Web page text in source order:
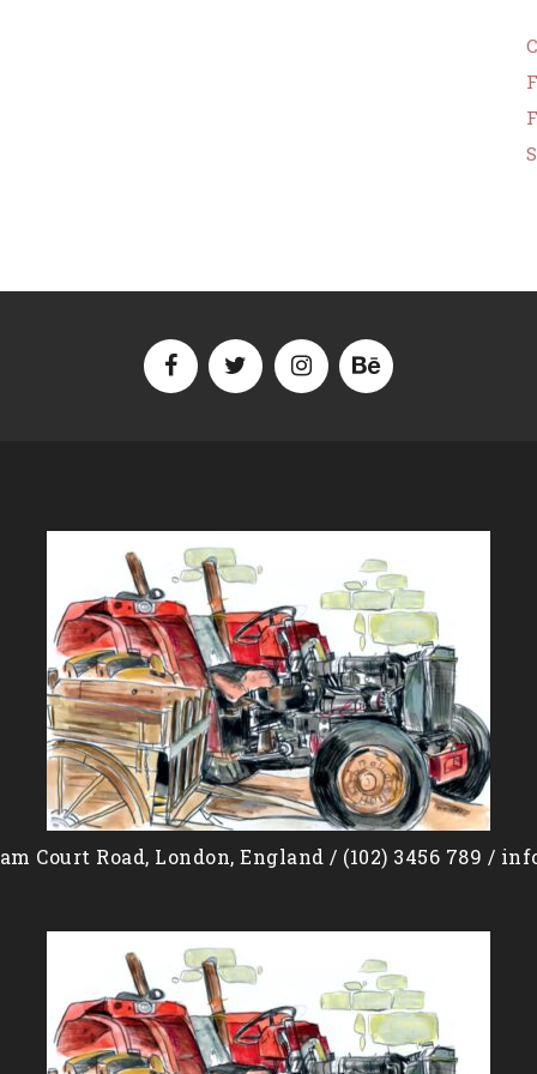
Court Road, London, England / (102) 3456 789 /